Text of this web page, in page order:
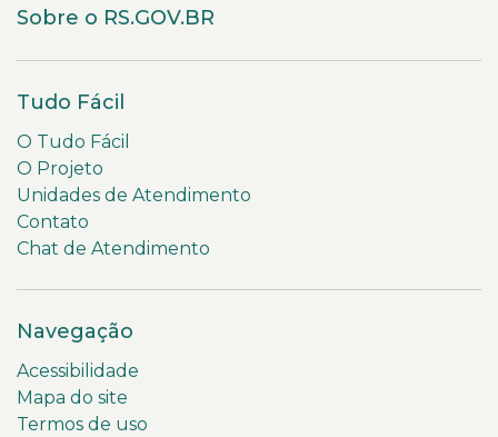
Sobre o RS.GOV.BR
Tudo Fácil
O Tudo Fácil
O Projeto
Unidades de Atendimento
Contato
Chat de Atendimento
Navegação
Acessibilidade
Mapa do site
Termos de uso